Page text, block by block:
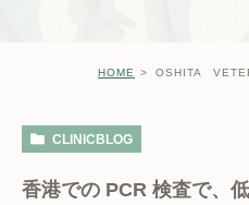
HOME OSHITA
CLINICBLOG
香港での PCR 検査で、